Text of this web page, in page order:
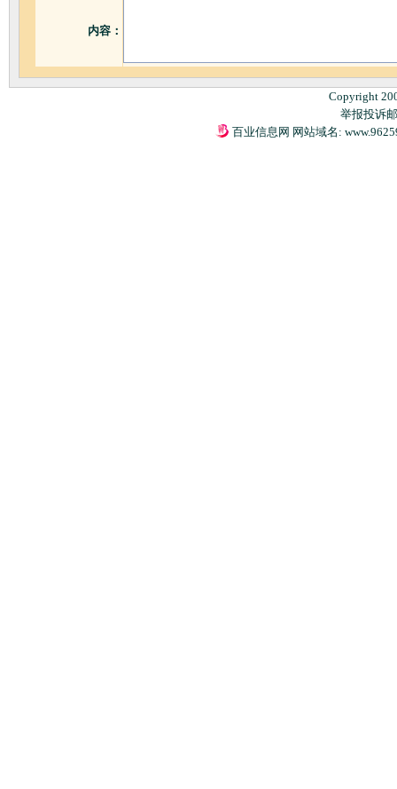
内容：
Copyright
举报投诉
百业信息网 网站域名: